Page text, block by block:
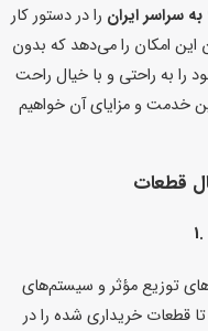
را در دستور کار
این امکان را می‌دهد که بدون
را به راحتی و با خیال راحت
خدمت و مزایای آن خواهیم
قطعات
1.
توزیع مؤثر و سیستم‌های
قطعات خریداری شده را در